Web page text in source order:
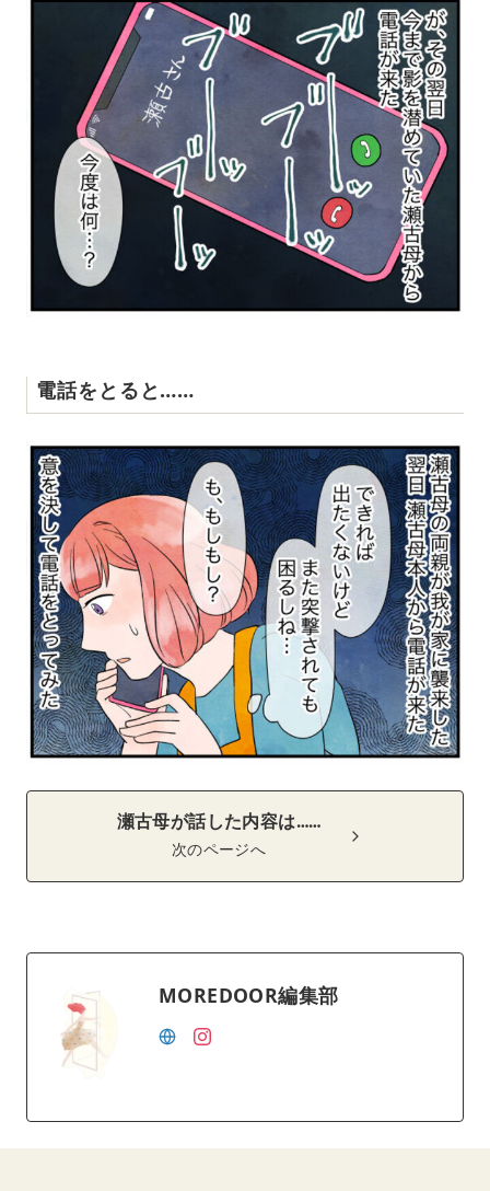
電話をとると……
瀬古母が話した内容は……
次のページへ
MOREDOOR編集部